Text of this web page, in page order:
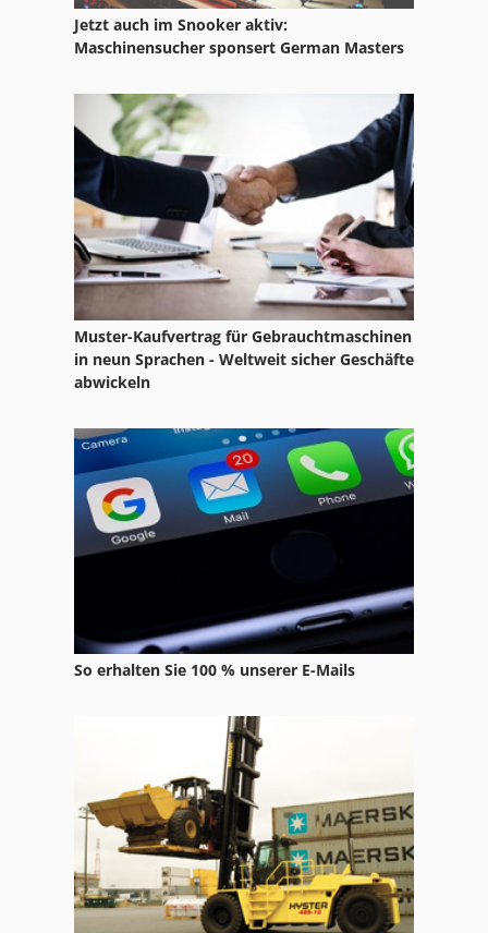
Jetzt auch im Snooker aktiv:
Maschinensucher sponsert German Masters
Muster-Kaufvertrag für Gebrauchtmaschinen
in neun Sprachen - Weltweit sicher Geschäfte
abwickeln
So erhalten Sie 100 % unserer E-Mails